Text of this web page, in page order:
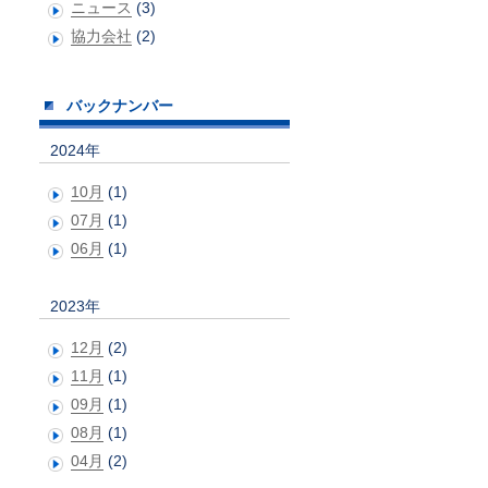
ニュース (3)
協力会社 (2)
バックナンバー
2024年
10月 (1)
07月 (1)
06月 (1)
2023年
12月 (2)
11月 (1)
09月 (1)
08月 (1)
04月 (2)